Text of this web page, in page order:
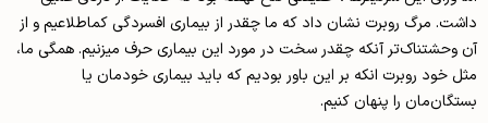
داشت. مرگ روبرت نشان داد که ما چقدر از بیماری افسردگی کم­اطلاعیم و از
آن وحشتناک‌تر آنکه چقدر سخت در مورد این بیماری حرف می­زنیم. همگی ما،
مثل خود روبرت انکه بر این باور بودیم که باید بیماری خودمان یا
بستگان‌مان را پنهان کنیم.